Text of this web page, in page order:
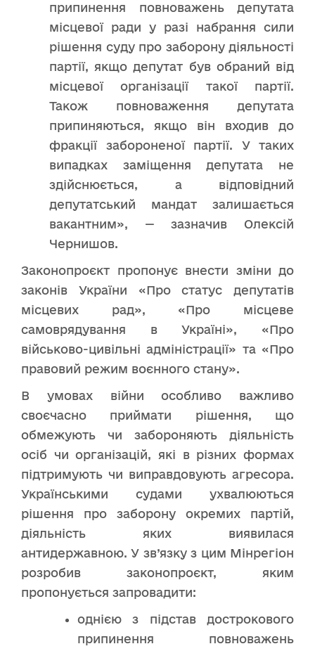
припинення повноважень депутата
місцевої ради у разі набрання сили
рішення суду про заборону діяльності
партії, якщо депутат був обраний від
місцевої організації такої партії.
Також повноваження депутата
припиняються, якщо він входив до
фракції забороненої партії. У таких
випадках заміщення депутата не
здійснюється, а відповідний
депутатський мандат залишається
вакантним», — зазначив Олексій
Чернишов.
Законопроєкт пропонує внести зміни до
законів України «Про статус депутатів
місцевих рад», «Про місцеве
самоврядування в Україні», «Про
військово-цивільні адміністрації» та «Про
правовий режим воєнного стану».
В умовах війни особливо важливо
своєчасно приймати рішення, що
обмежують чи забороняють діяльність
осіб чи організацій, які в різних формах
підтримують чи виправдовують агресора.
Українськими судами ухвалюються
рішення про заборону окремих партій,
діяльність яких виявилася
антидержавною. У зв’язку з цим Мінрегіон
розробив законопроєкт, яким
пропонується запровадити:
однією з підстав дострокового
припинення повноважень